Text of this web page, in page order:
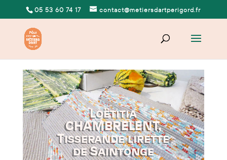
05 53 60 74 17 contact@metiersdartperigord.fr
Loëtitia
CHAMBRELENT,
Tisserande lirette
de Saintonge